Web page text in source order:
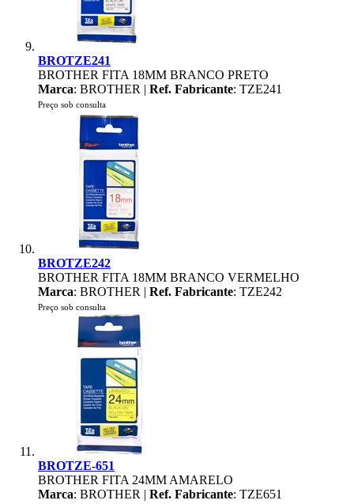
BROTZE241
BROTHER FITA 18MM BRANCO PRETO
Marca: BROTHER | Ref. Fabricante: TZE241
Preço sob consulta
BROTZE242
BROTHER FITA 18MM BRANCO VERMELHO
Marca: BROTHER | Ref. Fabricante: TZE242
Preço sob consulta
BROTZE-651
BROTHER FITA 24MM AMARELO
Marca: BROTHER | Ref. Fabricante: TZE651